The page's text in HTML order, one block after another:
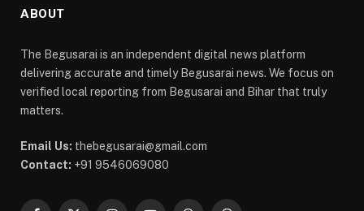
ABOUT
The Begusarai is an independent digital news platform
delivering accurate and timely Begusarai news. We focus on
verified local reporting from Begusarai and Bihar that truly
matters.
Email Us: thebegusarai@gmail.com
Contact: +91 9546069080